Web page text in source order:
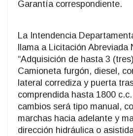
Garantía correspondiente.
La Intendencia
llama a Licitación Abreviada
“Adquisición de hasta 3
Camioneta furgón, diesel,
lateral corrediza y puerta
comprendida hasta 1800
cambios será tipo manual,
marchas hacia adelante y
dirección hidráulica o